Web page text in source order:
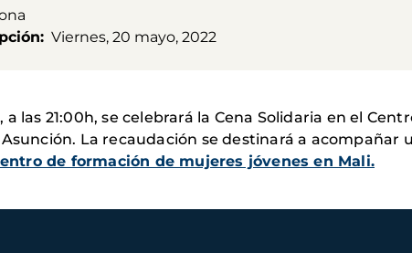
Viernes, 20 mayo, 2022
a las 21:00h, se celebrará la Cena Solidaria en el
La recaudación se destinará a acompañar
de formación de mujeres jóvenes en Mali.